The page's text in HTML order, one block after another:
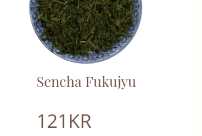
Sencha Fukujyu
121 KR